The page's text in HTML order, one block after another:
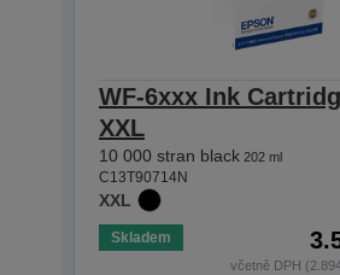
WF-6xxx Ink
XXL
10 000 stran black 202 ml
C13T90714N
XXL
Skladem
včetně DPH